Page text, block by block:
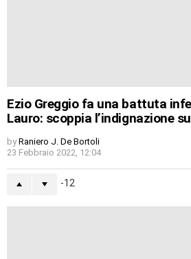
Ezio Greggio fa una battuta
Lauro: scoppia l’indignazione
by Raniero J. De Bortoli
23 Febbraio 2022, 12:04
-12